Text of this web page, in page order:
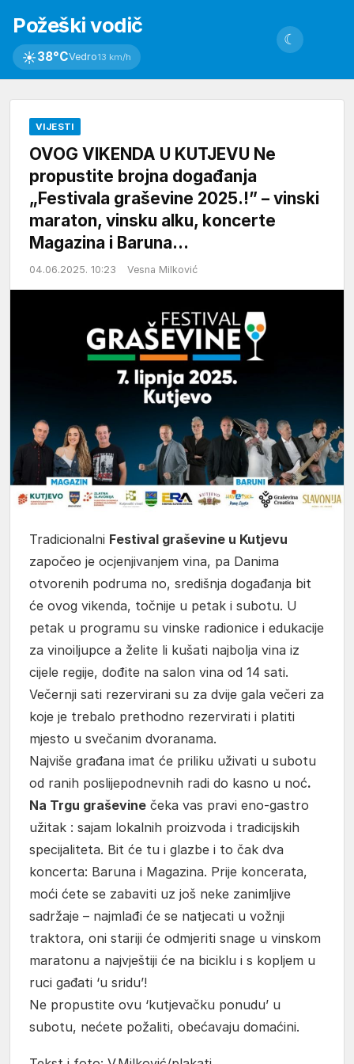
Požeški vodič
☀38°CVedro13 km/h
☾
VIJESTI
OVOG VIKENDA U KUTJEVU Ne
propustite brojna događanja
„Festivala graševine 2025.!” – vinski
maraton, vinsku alku, koncerte
Magazina i Baruna…
04.06.2025. 10:23 Vesna Milković
Tradicionalni Festival graševine u Kutjevu
započeo je ocjenjivanjem vina, pa Danima
otvorenih podruma no, središnja događanja bit
će ovog vikenda, točnije u petak i subotu. U
petak u programu su vinske radionice i edukacije
za vinoiljupce a želite li kušati najbolja vina iz
cijele regije, dođite na salon vina od 14 sati.
Večernji sati rezervirani su za dvije gala večeri za
koje je trebalo prethodno rezervirati i platiti
mjesto u svečanim dvoranama.
Najviše građana imat će priliku uživati u subotu
od ranih poslijepodnevnih radi do kasno u noć.
Na Trgu graševine čeka vas pravi eno-gastro
užitak : sajam lokalnih proizvoda i tradicijskih
specijaliteta. Bit će tu i glazbe i to čak dva
koncerta: Baruna i Magazina. Prije koncerata,
moći ćete se zabaviti uz još neke zanimljive
sadržaje – najmlađi će se natjecati u vožnji
traktora, oni stariji će odmjeriti snage u vinskom
maratonu a najvještiji će na biciklu i s kopljem u
ruci gađati ‘u sridu’!
Ne propustite ovu ‘kutjevačku ponudu’ u
subotu, nećete požaliti, obećavaju domaćini.